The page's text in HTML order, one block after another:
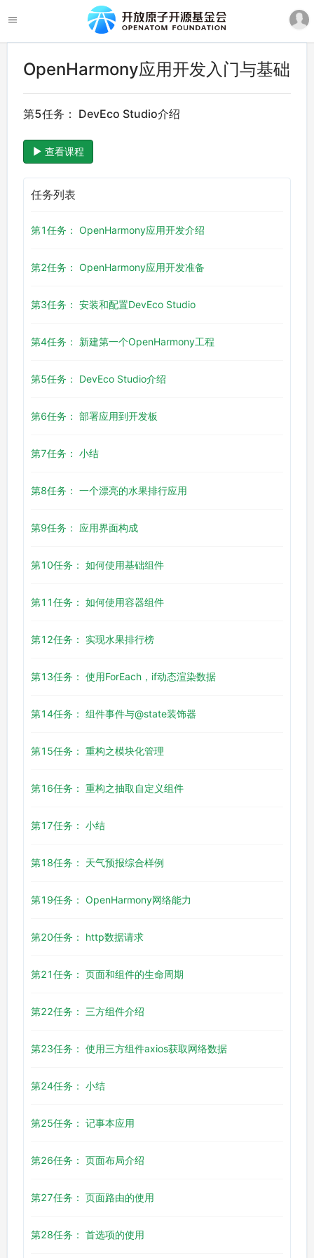
OpenHarmony应用开发入门与基础
第5任务： DevEco Studio介绍
查看课程
任务列表
第1任务： OpenHarmony应用开发介绍
第2任务： OpenHarmony应用开发准备
第3任务： 安装和配置DevEco Studio
第4任务： 新建第一个OpenHarmony工程
第5任务： DevEco Studio介绍
第6任务： 部署应用到开发板
第7任务： 小结
第8任务： 一个漂亮的水果排行应用
第9任务： 应用界面构成
第10任务： 如何使用基础组件
第11任务： 如何使用容器组件
第12任务： 实现水果排行榜
第13任务： 使用ForEach，if动态渲染数据
第14任务： 组件事件与@state装饰器
第15任务： 重构之模块化管理
第16任务： 重构之抽取自定义组件
第17任务： 小结
第18任务： 天气预报综合样例
第19任务： OpenHarmony网络能力
第20任务： http数据请求
第21任务： 页面和组件的生命周期
第22任务： 三方组件介绍
第23任务： 使用三方组件axios获取网络数据
第24任务： 小结
第25任务： 记事本应用
第26任务： 页面布局介绍
第27任务： 页面路由的使用
第28任务： 首选项的使用